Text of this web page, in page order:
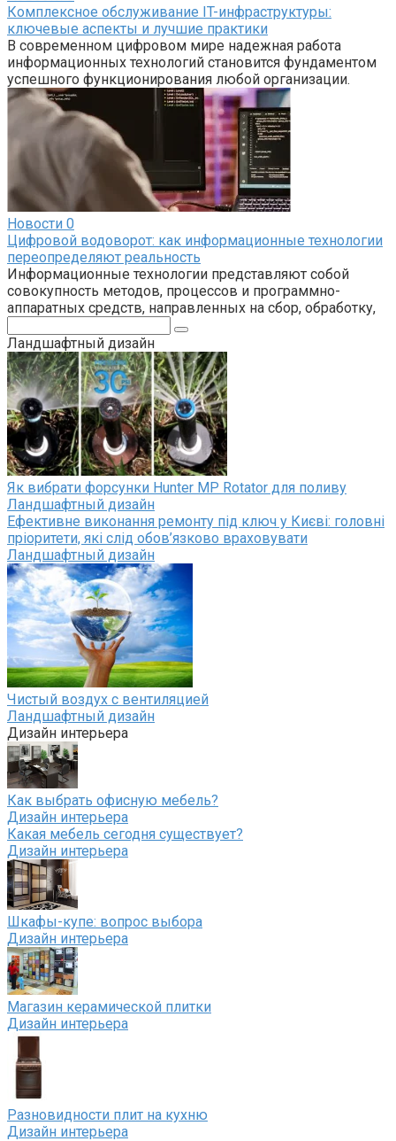
Комплексное обслуживание IT-инфраструктуры:
ключевые аспекты и лучшие практики
В современном цифровом мире надежная работа
информационных технологий становится фундаментом
успешного функционирования любой организации.
Новости 0
Цифровой водоворот: как информационные технологии
переопределяют реальность
Информационные технологии представляют собой
совокупность методов, процессов и программно-
аппаратных средств, направленных на сбор, обработку,
Ландшафтный дизайн
Як вибрати форсунки Hunter MP Rotator для поливу
Ландшафтный дизайн
Ефективне виконання ремонту під ключ у Києві: головні
пріоритети, які слід обов’язково враховувати
Ландшафтный дизайн
Чистый воздух с вентиляцией
Ландшафтный дизайн
Дизайн интерьера
Как выбрать офисную мебель?
Дизайн интерьера
Какая мебель сегодня существует?
Дизайн интерьера
Шкафы-купе: вопрос выбора
Дизайн интерьера
Магазин керамической плитки
Дизайн интерьера
Разновидности плит на кухню
Дизайн интерьера